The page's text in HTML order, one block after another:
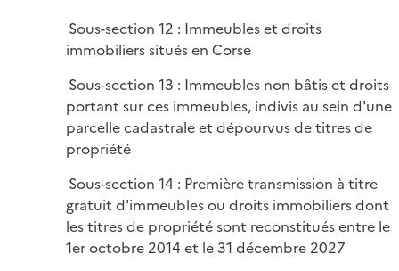
Sous-section 12 : Immeubles et droits
immobiliers situés en Corse
Sous-section 13 : Immeubles non bâtis et droits
portant sur ces immeubles, indivis au sein d'une
parcelle cadastrale et dépourvus de titres de
propriété
Sous-section 14 : Première transmission à titre
gratuit d'immeubles ou droits immobiliers dont
les titres de propriété sont reconstitués entre le
1er octobre 2014 et le 31 décembre 2027